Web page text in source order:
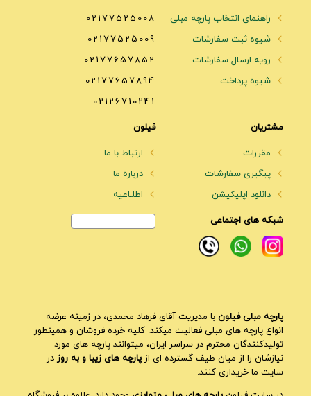
راهنمای انتخاب پارچه مبلی
شیوه ثبت سفارشات
رویه ارسال سفارشات
شیوه پرداخت
02177525008
02177525009
02177657852
02177657894
02126710241
مشتریان
مقررات
پیگیری سفارشات
دانلود اپلیکیشن
فیلون
ارتباط با ما
درباره ما
اطلـاعیه
شبکه های اجتماعی
پارچه مبلی فیلون با مدیریت آقای فرهاد محمدی، در زمینه عرضه
انواع پارچه های مبلی فعالیت میکند. کلیه خرده فروشان و همینطور
تولیدکنندگان محترم در سراسر ایران، میتوانند پارچه های مورد
نیازشان را از میان طیف گسترده ای ازپارچه های زیبا و به روز در
سایت ما خریداری کنند.